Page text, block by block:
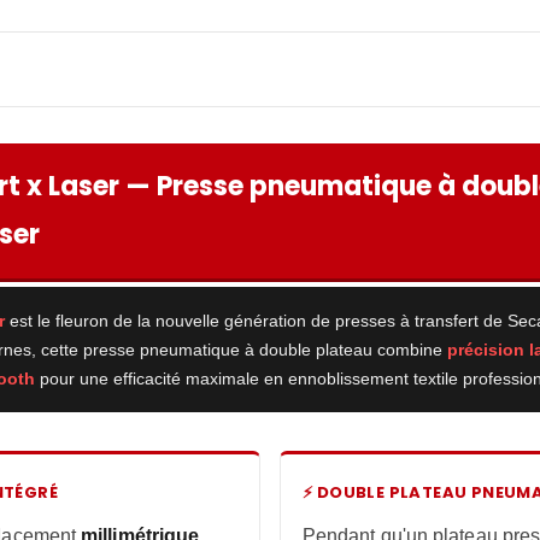
x Laser — Presse pneumatique à
est le fleuron de la nouvelle génération de presses à transfert de
cette presse pneumatique à double plateau combine précision
pour une efficacité maximale en ennoblissement textile
millimétrique
⚡ DOUBLE PLATEAU
Pendant qu'un plateau